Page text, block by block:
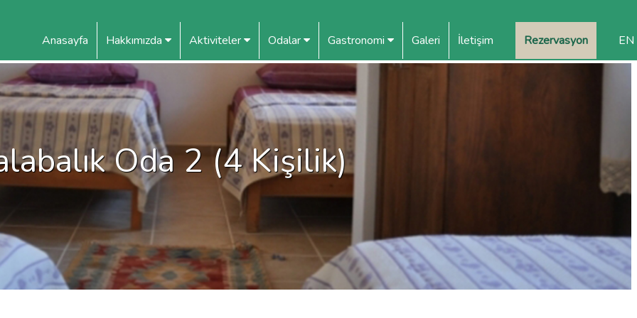
Anasayfa Hakkımızda Aktiviteler Odalar Gastronomi Galeri İletişim Rezervasyon EN
Oda 2 (4 Kişilik)